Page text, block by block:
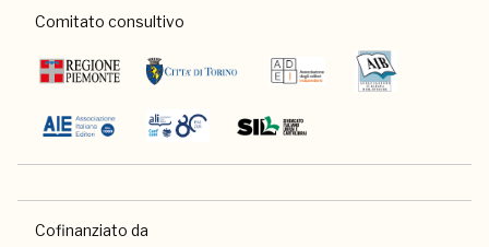
Comitato consultivo
Cofinanziato da